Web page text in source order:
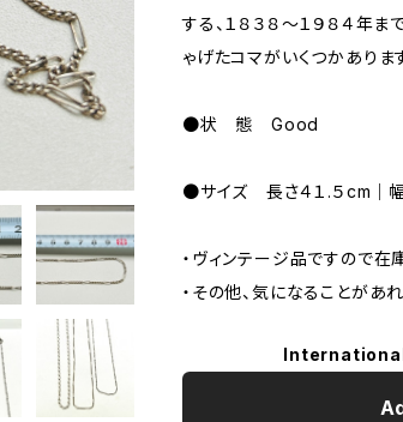
する、１８３８〜１９８４年
ゃげたコマがいくつかあります
●状 態 Good
●サイズ 長さ４１.５cm｜
・ヴィンテージ品ですので在
・その他、気になることがあ